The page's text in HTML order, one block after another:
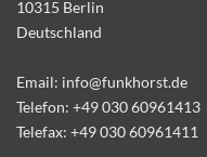
10315 Berlin
Deutschland
Email: info@funkhorst.de
Telefon: +49 030 60961413
Telefax: +49 030 60961411